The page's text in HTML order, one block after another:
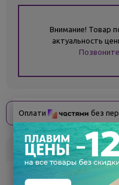
Внимание! Товар
актуальность
Позвоните
Оплати без
Склад Кол-
под